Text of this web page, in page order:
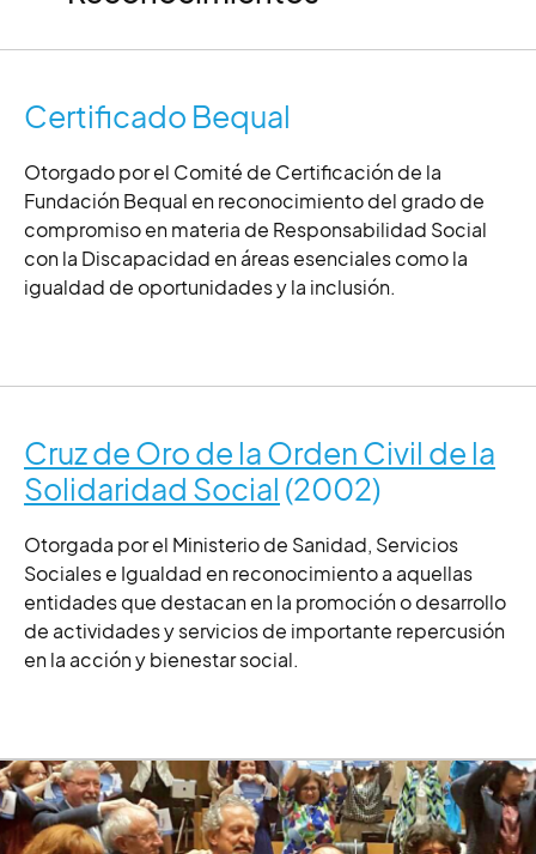
Cruz de Oro de la Orden Civil de la
Solidaridad Social (2002)
Otorgada por el Ministerio de Sanidad, Servicios
Sociales e Igualdad en reconocimiento a aquellas
entidades que destacan en la promoción o desarrollo
de actividades y servicios de importante repercusión
en la acción y bienestar social.
Certificado Bequal
Otorgado por el Comité de Certificación de la
Fundación Bequal en reconocimiento del grado de
compromiso en materia de Responsabilidad Social
con la Discapacidad en áreas esenciales como la
igualdad de oportunidades y la inclusión.